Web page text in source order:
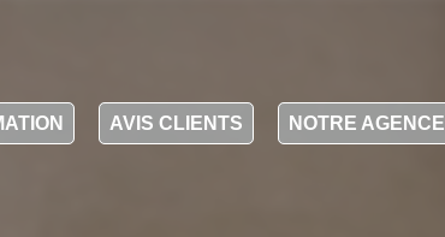
AVIS CLIENTS NOTRE AGENCE